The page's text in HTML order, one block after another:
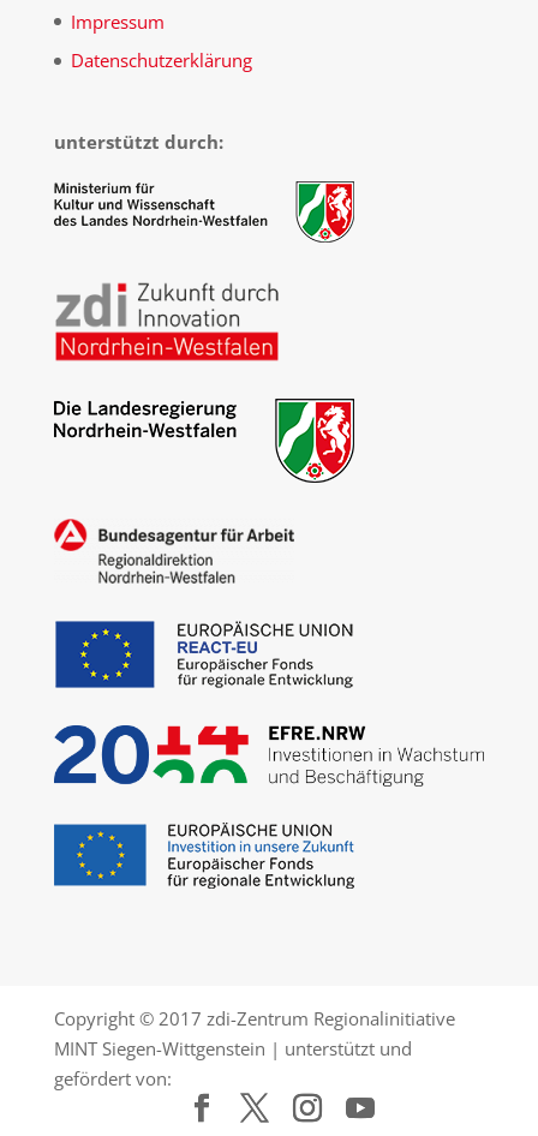
Impressum
Datenschutzerklärung
unterstützt durch:
Copyright © 2017 zdi-Zentrum Regionalinitiative
MINT Siegen-Wittgenstein | unterstützt und
gefördert von: